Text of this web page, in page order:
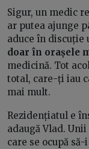
Sigur, un medic
ar putea ajunge
aduce în discuție
doar în orașele
medicină. Tot
total, care-ți iau
mai mult.
Rezidențiatul e
adaugă Vlad.
care se ocupă